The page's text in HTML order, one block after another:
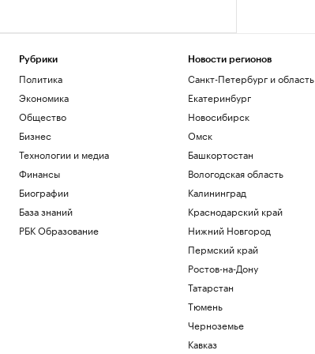
Рубрики
Политика
Экономика
Общество
Бизнес
Технологии и медиа
Финансы
Биографии
База знаний
РБК Образование
Новости регионов
Санкт-Петербург и область
Екатеринбург
Новосибирск
Омск
Башкортостан
Вологодская область
Калининград
Краснодарский край
Нижний Новгород
Пермский край
Ростов-на-Дону
Татарстан
Тюмень
Черноземье
Кавказ